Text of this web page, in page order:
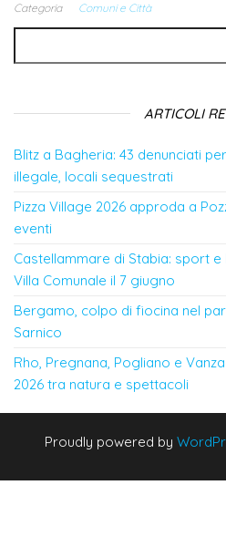
Categoria Comuni e Città
ARTICOLI
Blitz a Bagheria: 43 denunciati
illegale, locali sequestrati
Pizza Village 2026 approda a
eventi
Castellammare di Stabia: sport
Villa Comunale il 7 giugno
Bergamo, colpo di fiocina nel
Sarnico
Rho, Pregnana, Pogliano e
2026 tra natura e spettacoli
Proudly powered by